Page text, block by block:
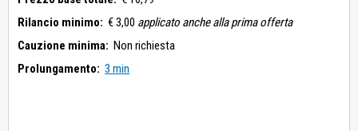
Rilancio minimo: € 3,00 applicato anche alla prima offerta
Cauzione minima: Non richiesta
Prolungamento: 3 min